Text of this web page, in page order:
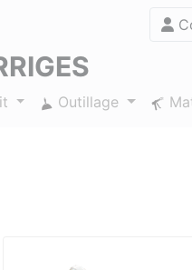
Outillage